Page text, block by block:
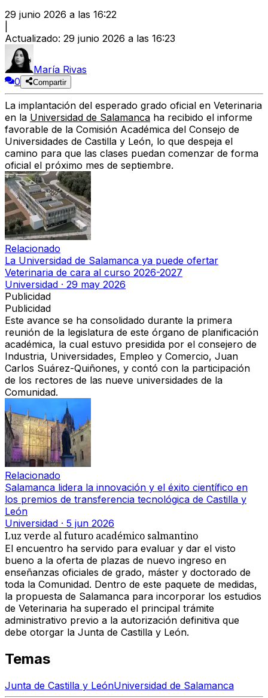
29 junio 2026 a las 16:22
Actualizado: 29 junio 2026 a las 16:23
María Rivas
0
Compartir
La implantación del esperado grado oficial en Veterinaria
en la Universidad de Salamanca ha recibido el informe
favorable de la Comisión Académica del Consejo de
Universidades de Castilla y León, lo que despeja el
camino para que las clases puedan comenzar de forma
oficial el próximo mes de septiembre.
Relacionado
La Universidad de Salamanca ya puede ofertar
Veterinaria de cara al curso 2026-2027
Universidad · 29 may 2026
Publicidad
Publicidad
Este avance se ha consolidado durante la primera
reunión de la legislatura de este órgano de planificación
académica, la cual estuvo presidida por el consejero de
Industria, Universidades, Empleo y Comercio, Juan
Carlos Suárez-Quiñones, y contó con la participación
de los rectores de las nueve universidades de la
Comunidad.
Relacionado
Salamanca lidera la innovación y el éxito científico en
los premios de transferencia tecnológica de Castilla y
León
Universidad · 5 jun 2026
Luz verde al futuro académico salmantino
El encuentro ha servido para evaluar y dar el visto
bueno a la oferta de plazas de nuevo ingreso en
enseñanzas oficiales de grado, máster y doctorado de
toda la Comunidad. Dentro de este paquete de medidas,
la propuesta de Salamanca para incorporar los estudios
de Veterinaria ha superado el principal trámite
administrativo previo a la autorización definitiva que
debe otorgar la Junta de Castilla y León.
Temas
Junta de Castilla y LeónUniversidad de Salamanca